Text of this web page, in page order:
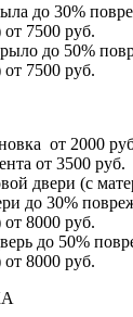
до 30%
7500 руб.
до 50%
7500 руб.
от 2000
от 3500 руб.
двери (с
до 30%
8000 руб.
до 50%
8000 руб.